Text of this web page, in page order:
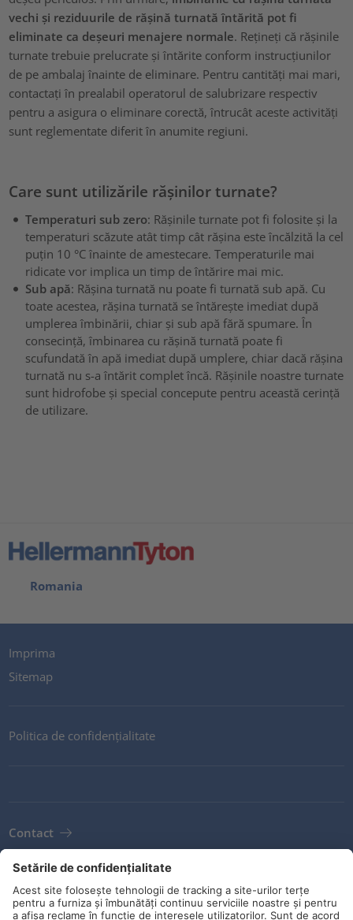
vechi și reziduurile de rășină turnată întărită pot fi
eliminate ca deșeuri menajere normale. Rețineți că rășinile
turnate trebuie prelucrate și întărite conform instrucțiunilor
de pe ambalaj înainte de eliminare. Pentru cantități mai mari,
contactați în prealabil operatorul de salubrizare respectiv
pentru a asigura o eliminare corectă, întrucât aceste activități
sunt reglementate diferit în anumite regiuni.
Care sunt utilizările rășinilor turnate?
Temperaturi sub zero: Rășinile turnate pot fi folosite și la
temperaturi scăzute atât timp cât rășina este încălzită la cel
puțin 10 °C înainte de amestecare. Temperaturile mai
ridicate vor implica un timp de întărire mai mic.
Sub apă: Rășina turnată nu poate fi turnată sub apă. Cu
toate acestea, rășina turnată se întărește imediat după
umplerea îmbinării, chiar și sub apă fără spumare. În
consecință, îmbinarea cu rășină turnată poate fi
scufundată în apă imediat după umplere, chiar dacă rășina
turnată nu s-a întărit complet încă. Rășinile noastre turnate
sunt hidrofobe și special concepute pentru această cerință
de utilizare.
Romania
Imprima
Sitemap
Politica de confidențialitate
Contact